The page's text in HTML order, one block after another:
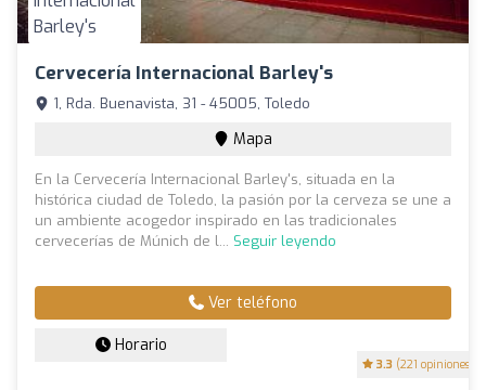
Cervecería Internacional Barley's
3.3 (221 opiniones)
1, Rda. Buenavista, 31 - 45005, Toledo
Mapa
En la Cervecería Internacional Barley's, situada en la
histórica ciudad de Toledo, la pasión por la cerveza se une a
un ambiente acogedor inspirado en las tradicionales
cervecerías de Múnich de l... Seguir leyendo
Ver teléfono
Horario